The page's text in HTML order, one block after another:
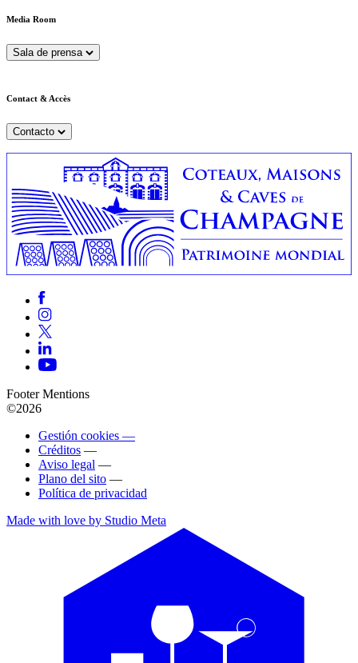
Media Room
Sala de prensa
Contact & Accès
Contacto
Footer Mentions
©2026
Gestión cookies —
Créditos —
Aviso legal —
Plano del sito —
Política de privacidad
Made with love by Studio Meta